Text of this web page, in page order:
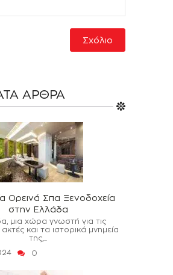
ΆΡΘΡΑ
Ορεινά Σπα Ξενοδοχεία
στην Ελλάδα
μια χώρα γνωστή για τις
και τα ιστορικά μνημεία
της,...
0